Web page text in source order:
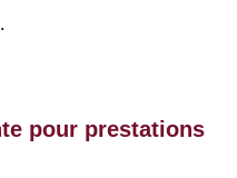
pour prestations